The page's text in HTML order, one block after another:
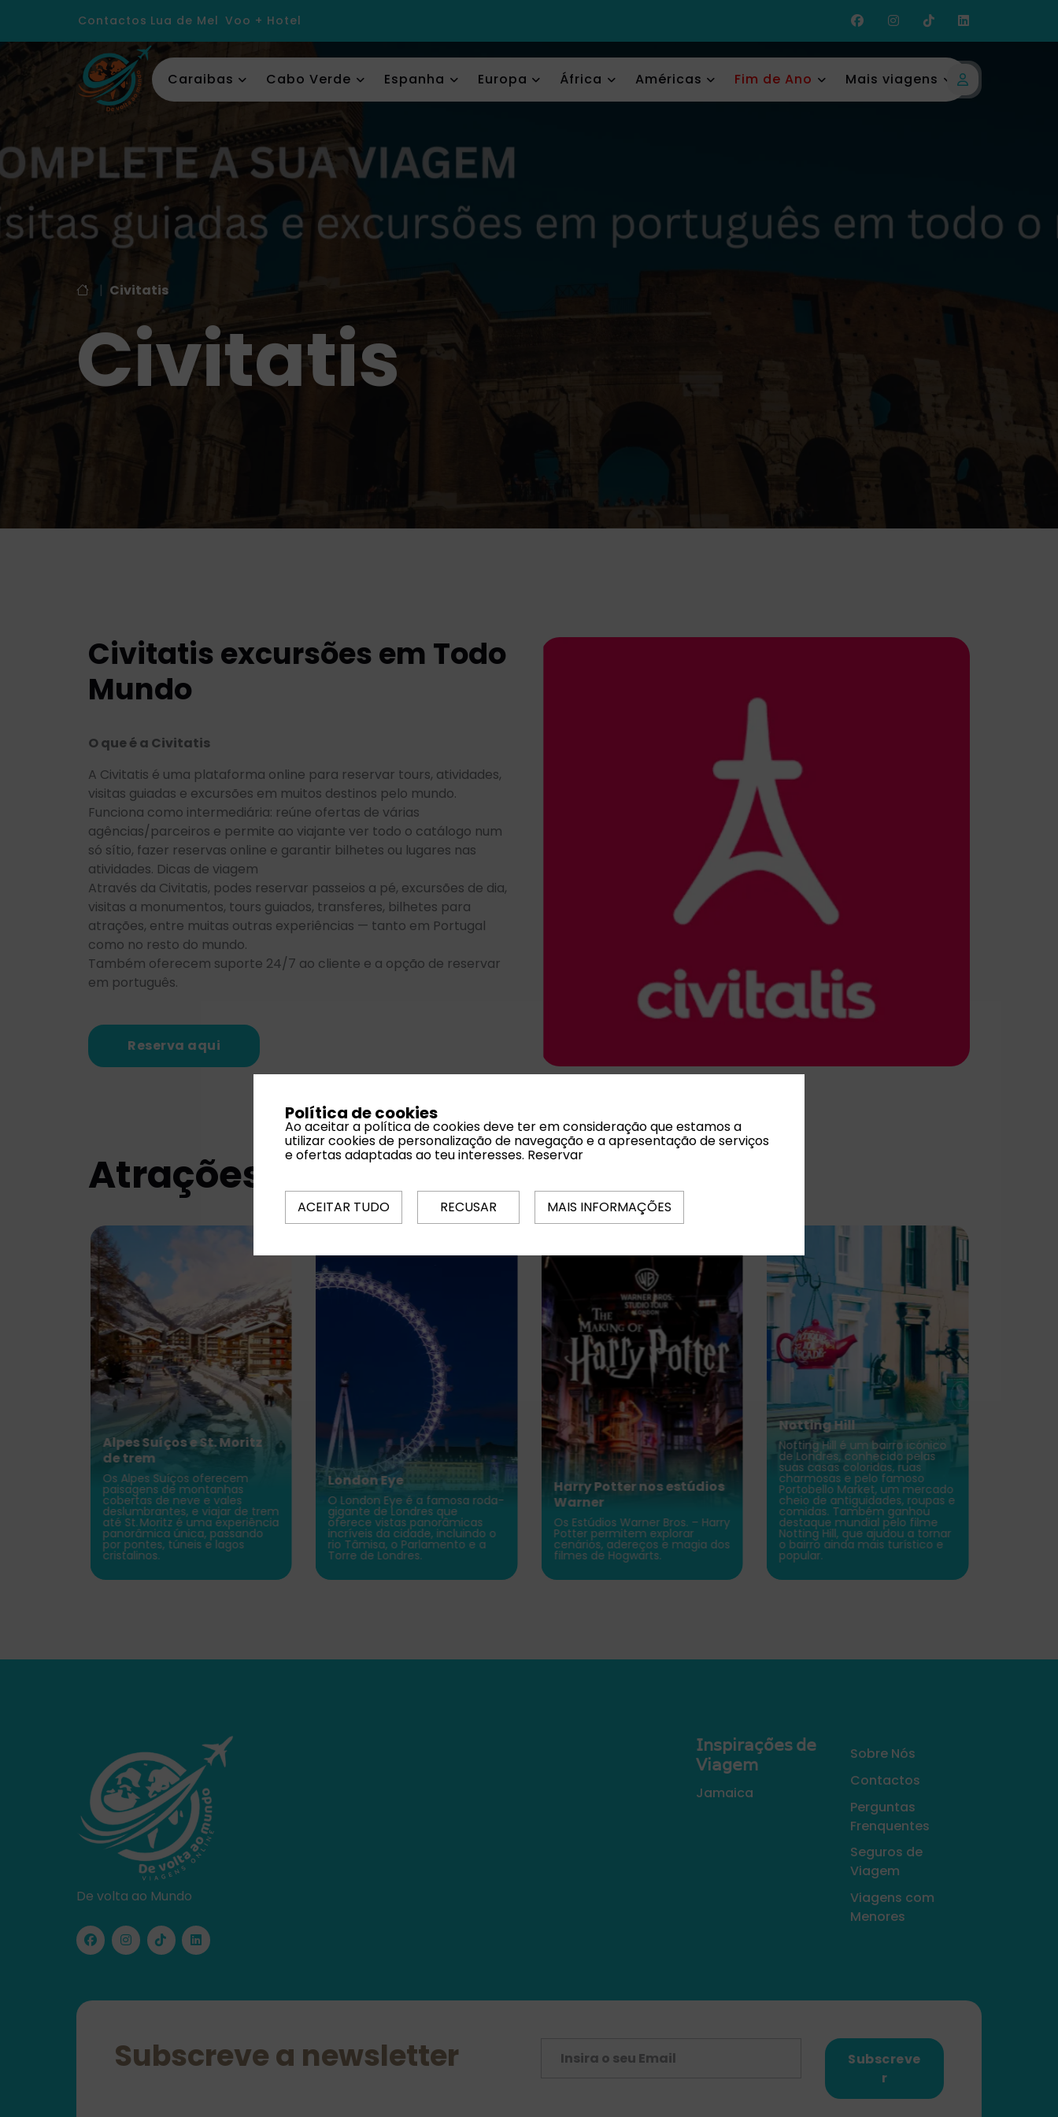
Contactos Lua de Mel Voo + Hotel
Caraibas Cabo Verde Espanha Europa África Américas Fim de Ano Mais viagens
Login
| Civitatis
Civitatis
Civitatis excursões em Todo
Mundo
O que é a Civitatis
A Civitatis é uma plataforma online para reservar tours, atividades,
visitas guiadas e excursões em muitos destinos pelo mundo.
Funciona como intermediária: reúne ofertas de várias
agências/parceiros e permite ao viajante ver todo o catálogo num
só sítio, fazer reservas online e garantir bilhetes ou lugares nas
atividades. Dicas de viagem
Através da Civitatis, podes reservar passeios a pé, excursões de dia,
visitas a monumentos, tours guiados, transferes, bilhetes para
atrações, entre muitas outras experiências — tanto em Portugal
como no resto do mundo.
Também oferecem suporte 24/7 ao cliente e a opção de reservar
em português.
Reserva aqui
Atrações Turísticas
Alpes Suíços e St. Moritz
de trem
Os Alpes Suíços oferecem
paisagens de montanhas
cobertas de neve e vales
deslumbrantes, e viajar de trem
até St. Moritz é uma experiência
panorâmica única, passando
por pontes, túneis e lagos
cristalinos.
London Eye
O London Eye é a famosa roda-
gigante de Londres que
oferece vistas panorâmicas
incríveis da cidade, incluindo o
rio Tâmisa, o Parlamento e a
Torre de Londres.
Harry Potter nos estúdios
Warner
Os Estúdios Warner Bros. – Harry
Potter permitem explorar
cenários, adereços e magia dos
filmes de Hogwarts.
Notting Hill
Notting Hill é um bairro icónico
de Londres, conhecido pelas
suas casas coloridas, ruas
charmosas e pelo famoso
Portobello Market, um mercado
cheio de antiguidades, roupas e
comidas. Também ganhou
destaque mundial pelo filme
Notting Hill, que ajudou a tornar
o bairro ainda mais turístico e
popular.
De volta ao Mundo
𝖨𝗇𝗌𝗉𝗂𝗋𝖺𝖼̧𝗈̃𝖾𝗌 𝖽𝖾
𝖵𝗂𝖺𝗀𝖾𝗆
Jamaica
Sobre Nós
Contactos
Perguntas
Frenquentes
Seguros de
Viagem
Viagens com
Menores
Subscreve a newsletter
Subscreve
r
Política de cookies
Ao aceitar a política de cookies deve ter em consideração que estamos a
utilizar cookies de personalização de navegação e a apresentação de serviços
e ofertas adaptadas ao teu interesses. Reservar
ACEITAR TUDO RECUSAR MAIS INFORMAÇÕES